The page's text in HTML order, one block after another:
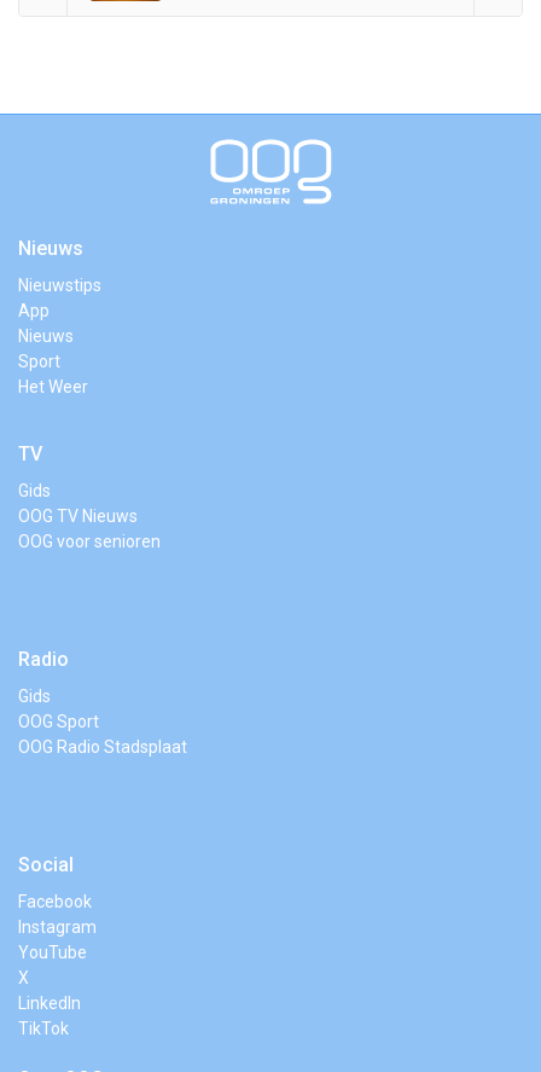
Nieuws
Nieuwstips
App
Nieuws
Sport
Het Weer
TV
Gids
OOG TV Nieuws
OOG voor senioren
Radio
Gids
OOG Sport
OOG Radio Stadsplaat
Social
Facebook
Instagram
YouTube
X
LinkedIn
TikTok